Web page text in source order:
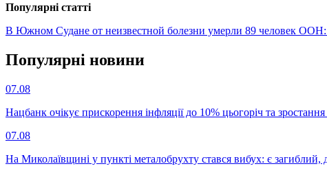
Популярнi статтi
В Южном Судане от неизвестной болезни умерли 89 человек ООН:
Популярнi новини
07.08
Нацбанк очікує прискорення інфляції до 10% цьогоріч та
07.08
На Миколаївщині у пункті металобрухту стався вибух: є загиблий,